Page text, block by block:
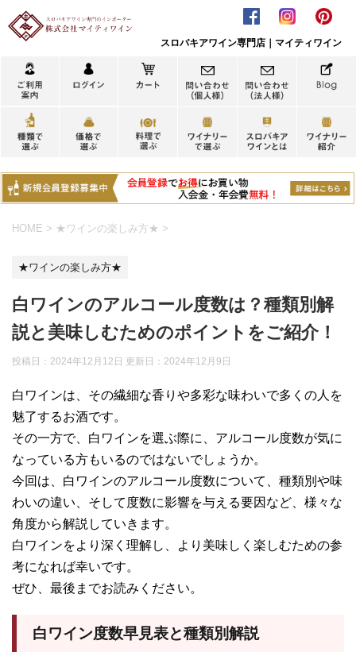
スロバキアワイン専門店｜マイティワイン
HOME > ★ワインの楽しみ方★ >
★ワインの楽しみ方★
白ワインのアルコール度数は？種類別解
説と美味しむためのポイントをご紹介！
投稿日：2024年12月12日 更新日： 2024年12月9日
白ワインは、その繊細な香りや多彩な味わいで多くの人を
魅了するお酒です。
その一方で、白ワインを選ぶ際に、アルコール度数が気に
なっている方もいるのではないでしょうか。
今回は、白ワインのアルコール度数について、種類別や味
わいの違い、そして度数に影響を与える要因など、様々な
角度から解説していきます。
白ワインをより深く理解し、より美味しく楽しむための参
考になれば幸いです。
ぜひ、最後までお読みください。
白ワイン度数早見表と種類別解説